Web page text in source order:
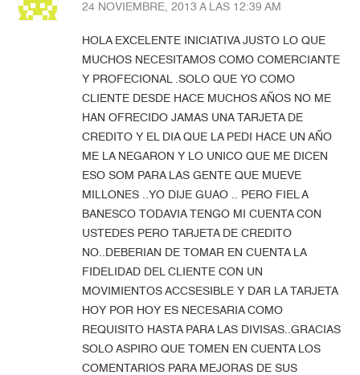
24 NOVIEMBRE, 2013 A LAS 12:39 AM
HOLA EXCELENTE INICIATIVA JUSTO LO QUE
MUCHOS NECESITAMOS COMO COMERCIANTE
Y PROFECIONAL .SOLO QUE YO COMO
CLIENTE DESDE HACE MUCHOS AÑOS NO ME
HAN OFRECIDO JAMAS UNA TARJETA DE
CREDITO Y EL DIA QUE LA PEDI HACE UN AÑO
ME LA NEGARON Y LO UNICO QUE ME DICEN
ESO SOM PARA LAS GENTE QUE MUEVE
MILLONES ..YO DIJE GUAO .. PERO FIEL A
BANESCO TODAVIA TENGO MI CUENTA CON
USTEDES PERO TARJETA DE CREDITO
NO..DEBERIAN DE TOMAR EN CUENTA LA
FIDELIDAD DEL CLIENTE CON UN
MOVIMIENTOS ACCSESIBLE Y DAR LA TARJETA
HOY POR HOY ES NECESARIA COMO
REQUISITO HASTA PARA LAS DIVISAS..GRACIAS
SOLO ASPIRO QUE TOMEN EN CUENTA LOS
COMENTARIOS PARA MEJORAS DE SUS